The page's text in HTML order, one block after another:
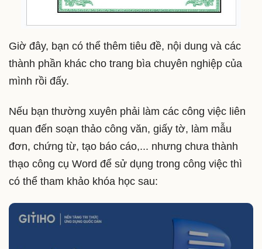
Giờ đây, bạn có thể thêm tiêu đề, nội dung và các
thành phần khác cho trang bìa chuyên nghiệp của
mình rồi đấy.
Nếu bạn thường xuyên phải làm các công việc liên
quan đến soạn thảo công văn, giấy tờ, làm mẫu
đơn, chứng từ, tạo báo cáo,... nhưng chưa thành
thạo công cụ Word để sử dụng trong công việc thì
có thể tham khảo khóa học sau: